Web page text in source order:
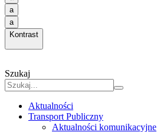
a
a
Kontrast
Szukaj
Aktualności
Transport Publiczny
Aktualności komunikacyjne